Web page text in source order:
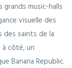
grands music-halls
visuelle des
des saints de la
côté, un
Banana Republic.